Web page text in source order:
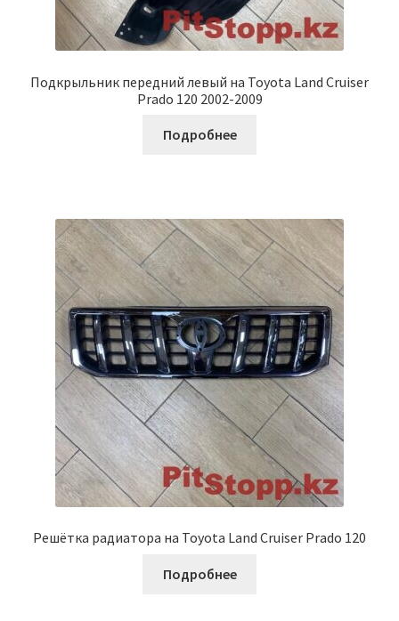
Подкрыльник передний левый на Toyota Land Cruiser
Prado 120 2002-2009
Подробнее
Решётка радиатора на Toyota Land Cruiser Prado 120
Подробнее